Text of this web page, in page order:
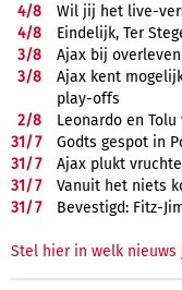
4/8
Wil jij het live-
4/8
Eindelijk, Ter
3/8
Ajax bij
3/8
Ajax kent
play-offs
2/8
Leonardo en
31/7
Godts gespot in
31/7
Ajax plukt
31/7
Vanuit het niets
31/7 Bevestigd: Fitz-
Stel hier in welk